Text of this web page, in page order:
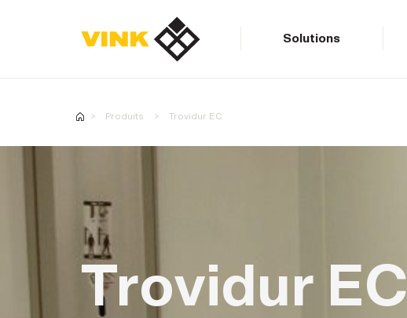
Solutions
Produits Trovidur EC
Trovidur EC